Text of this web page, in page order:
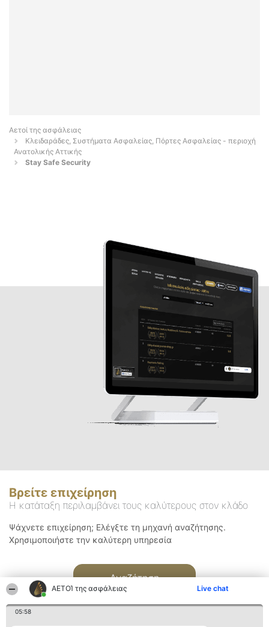
ΑΕΤΟΊ της ασφάλειας Live chat
05:58
Αετοί της ασφάλειας
Κλειδαράδες, Συστήματα Ασφαλείας, Πόρτες Ασφαλείας - περιοχή
Ανατολικής Αττικής
Stay Safe Security
Βρείτε επιχείρηση
Η κατάταξη περιλαμβάνει τους καλύτερους στον κλάδο
Ψάχνετε επιχείρηση; Ελέγξτε τη μηχανή αναζήτησης.
Χρησιμοποιήστε την καλύτερη υπηρεσία
Αναζήτηση